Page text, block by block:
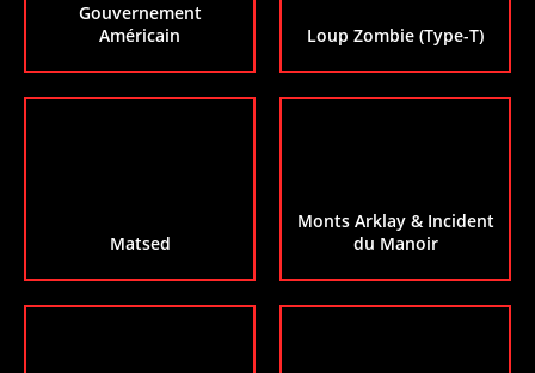
Gouvernement
Américain
Loup Zombie (Type-T)
Matsed
Monts Arklay & Incident
du Manoir